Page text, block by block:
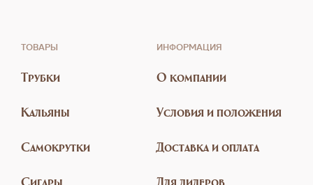
ТОВАРЫ
Трубки
Кальяны
Самокрутки
ИНФОРМАЦИЯ
О компании
Условия и положения
Доставка и оплата